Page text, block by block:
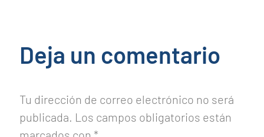
Deja un comentario
Tu dirección de correo electrónico no será
publicada. Los campos obligatorios están